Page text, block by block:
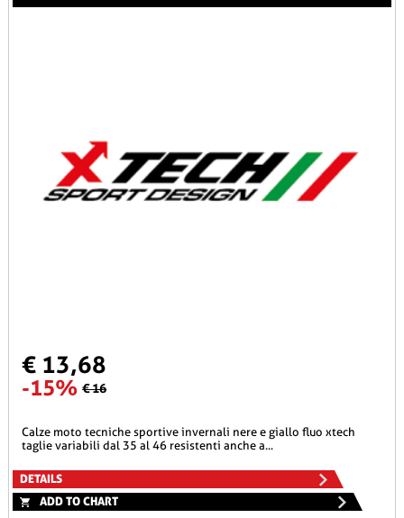
€ 13,68
-15% € 16
calze moto tecniche sportive invernali nere e giallo fluo xtech
taglie variabili dal 35 al 46 resistenti anche a...
DETAILS
ADD TO CHART